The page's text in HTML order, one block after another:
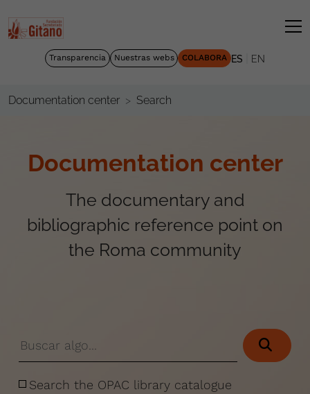
Transparencia Nuestras webs COLABORA ES EN
Documentation center Search
Documentation center
The documentary and
bibliographic reference point on
the Roma community
Search the OPAC library catalogue